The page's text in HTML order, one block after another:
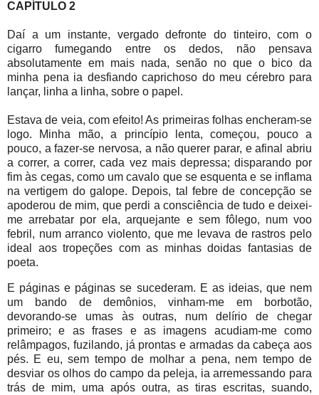
CAPÍTULO 2
Daí a um instante, vergado defronte do tinteiro, com o
cigarro fumegando entre os dedos, não pensava
absolutamente em mais nada, senão no que o bico da
minha pena ia desfiando caprichoso do meu cérebro para
lançar, linha a linha, sobre o papel.
Estava de veia, com efeito! As primeiras folhas encheram-se
logo. Minha mão, a princípio lenta, começou, pouco a
pouco, a fazer-se nervosa, a não querer parar, e afinal abriu
a correr, a correr, cada vez mais depressa; disparando por
fim às cegas, como um cavalo que se esquenta e se inflama
na vertigem do galope. Depois, tal febre de concepção se
apoderou de mim, que perdi a consciência de tudo e deixei-
me arrebatar por ela, arquejante e sem fôlego, num voo
febril, num arranco violento, que me levava de rastros pelo
ideal aos tropeções com as minhas doidas fantasias de
poeta.
E páginas e páginas se sucederam. E as ideias, que nem
um bando de demônios, vinham-me em borbotão,
devorando-se umas às outras, num delírio de chegar
primeiro; e as frases e as imagens acudiam-me como
relâmpagos, fuzilando, já prontas e armadas da cabeça aos
pés. E eu, sem tempo de molhar a pena, nem tempo de
desviar os olhos do campo da peleja, ia arremessando para
trás de mim, uma após outra, as tiras escritas, suando,